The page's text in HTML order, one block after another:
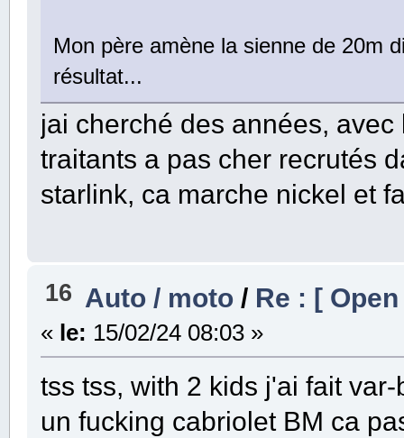
Mon père amène la sienne de 20m
résultat...
jai cherché des années,
traitants a pas cher recrutés
starlink, ca marche nickel et
16 Auto / moto/ Re : [
« le: 15/02/24 08:03 »
tss tss, with 2 kids j'ai fait
un fucking cabriolet BM ca